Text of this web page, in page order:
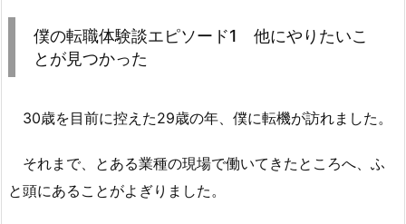
僕の転職体験談エピソード1 他にやりたいこ
とが見つかった
30歳を目前に控えた29歳の年、僕に転機が訪れました。
それまで、とある業種の現場で働いてきたところへ、ふ
と頭にあることがよぎりました。